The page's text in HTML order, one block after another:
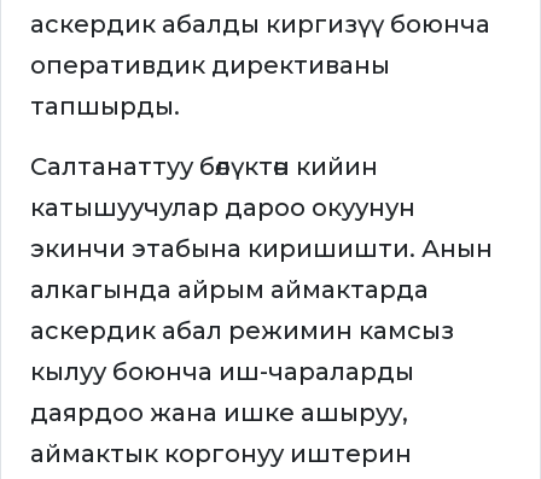
аскердик абалды киргизүү боюнча
оперативдик директиваны
тапшырды.
Салтанаттуу бөлүктөн кийин
катышуучулар дароо окуунун
экинчи этабына киришишти. Анын
алкагында айрым аймактарда
аскердик абал режимин камсыз
кылуу боюнча иш-чараларды
даярдоо жана ишке ашыруу,
аймактык коргонуу иштерин